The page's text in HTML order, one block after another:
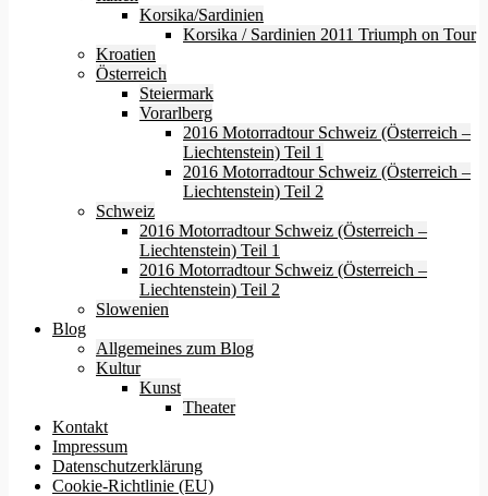
Korsika/Sardinien
Korsika / Sardinien 2011 Triumph on Tour
Kroatien
Österreich
Steiermark
Vorarlberg
2016 Motorradtour Schweiz (Österreich –
Liechtenstein) Teil 1
2016 Motorradtour Schweiz (Österreich –
Liechtenstein) Teil 2
Schweiz
2016 Motorradtour Schweiz (Österreich –
Liechtenstein) Teil 1
2016 Motorradtour Schweiz (Österreich –
Liechtenstein) Teil 2
Slowenien
Blog
Allgemeines zum Blog
Kultur
Kunst
Theater
Kontakt
Impressum
Datenschutzerklärung
Cookie-Richtlinie (EU)